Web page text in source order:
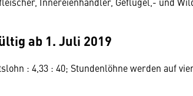
ab 1. Juli 2019
: 4,33 : 40; Stundenlöhne werden auf